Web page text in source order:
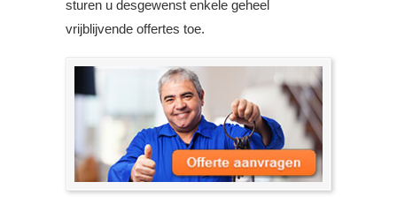
sturen u desgewenst enkele geheel
vrijblijvende offertes toe.